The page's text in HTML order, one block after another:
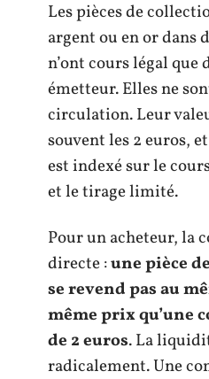
Les pièces de
argent ou en or dans
n’ont cours légal que
émetteur. Elles ne
circulation. Leur
souvent les 2 euros,
est indexé sur le
et le tirage limité.
Pour un acheteur, la
directe :une pièce
se revend pas au
même prix qu’une
de 2 euros. La
radicalement. Une